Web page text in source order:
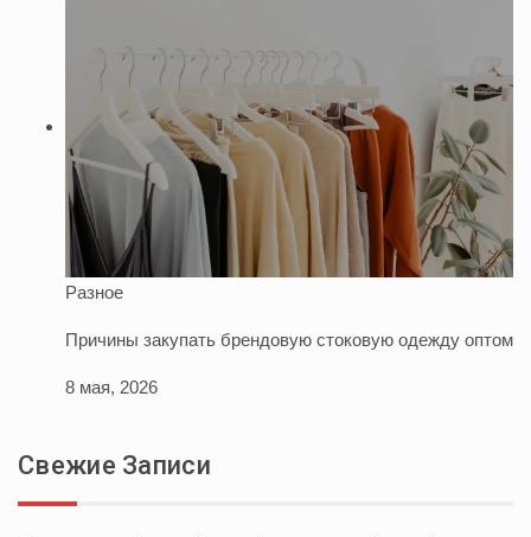
Разное
Причины закупать брендовую стоковую одежду оптом
8 мая, 2026
Свежие Записи